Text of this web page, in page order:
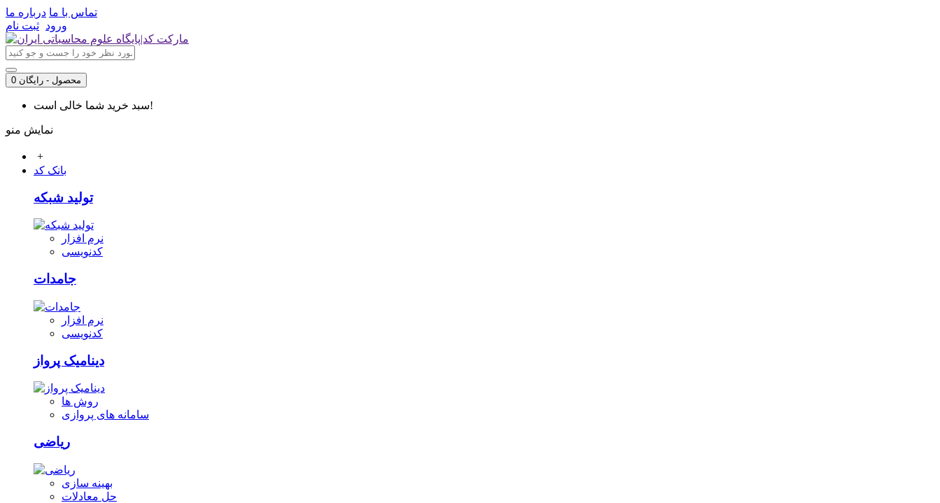
تماس با ما درباره ما
ورود ثبت نام
0 محصول - رایگان
سبد خرید شما خالی است!
نمایش منو
+
بانک کد
تولید شبکه
نرم افزار
کدنویسی
جامدات
نرم افزار
کدنویسی
دینامیک پرواز
روش ها
سامانه های پروازی
ریاضی
بهینه سازی
حل معادلات